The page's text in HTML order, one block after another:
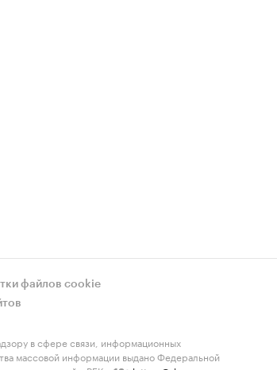
файлов cookie
в сфере связи, информационных
массовой информации выдано Федеральной